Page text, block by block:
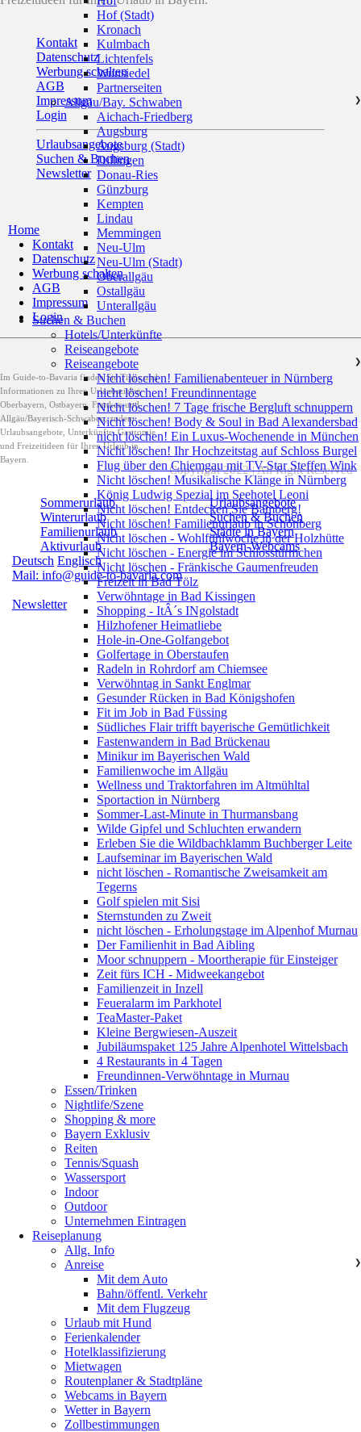
Kontakt
Datenschutz
Werbung schalten
AGB
Impressum
Login
Urlaubsangebote
Suchen & Buchen
Newsletter
Home
Kontakt
Datenschutz
Werbung schalten
AGB
Impressum
Login
Im Guide-to-Bavaria finden Sie Tipps und
Informationen zu Ihren Urlaubszielen
Oberbayern, Ostbayern, Franken und
Allgäu/Bayerisch-Schwaben, zudem
Urlaubsangebote, Unterkünfte, Gastromie
und Freizeitideen für Ihren Urlaub in
Bayern.
Sommerurlaub
Winterurlaub
Familienurlaub
Aktivurlaub
Urlaubsangebote
Suchen & Buchen
Städte in Bayern
Bayern-Webcams
Deutsch Englisch
Mail: info@guide-to-bavaria.com
Newsletter
Copyright 2022 | All Right Reserved
Hof (Stadt)
Kronach
Kulmbach
Lichtenfels
Wunsiedel
Partnerseiten
Allgäu/Bay. Schwaben
❯
Aichach-Friedberg
Augsburg
Augsburg (Stadt)
Dillingen
Donau-Ries
Günzburg
Kempten
Lindau
Memmingen
Neu-Ulm
Neu-Ulm (Stadt)
Oberallgäu
Ostallgäu
Unterallgäu
Suchen & Buchen
Hotels/Unterkünfte
Reiseangebote
Reiseangebote
❯
Nicht löschen! Familienabenteuer in Nürnberg
nicht löschen! Freundinnentage
Nicht löschen! 7 Tage frische Bergluft schnuppern
Nicht löschen! Body & Soul in Bad Alexandersbad
nicht löschen! Ein Luxus-Wochenende in München
Nicht löschen! Ihr Hochzeitstag auf Schloss Burgel
Flug über den Chiemgau mit TV-Star Steffen Wink
Nicht löschen! Musikalische Klänge in Nürnberg
König Ludwig Spezial im Seehotel Leoni
Nicht löschen! Entdecken Sie Bamberg!
Nicht löschen! Familienurlaub in Schönberg
Nicht löschen - Wohlfühlwoche in der Holzhütte
Nicht löschen - Energie im Schlosstürmchen
Nicht löschen - Fränkische Gaumenfreuden
Freizeit in Bad Tölz
Verwöhntage in Bad Kissingen
Shopping - ItÂ´s INgolstadt
Hilzhofener Heimatliebe
Hole-in-One-Golfangebot
Golfertage in Oberstaufen
Radeln in Rohrdorf am Chiemsee
Verwöhntag in Sankt Englmar
Gesunder Rücken in Bad Königshofen
Fit im Job in Bad Füssing
Südliches Flair trifft bayerische Gemütlichkeit
Fastenwandern in Bad Brückenau
Minikur im Bayerischen Wald
Familienwoche im Allgäu
Wellness und Traktorfahren im Altmühltal
Sportaction in Nürnberg
Sommer-Last-Minute in Thurmansbang
Wilde Gipfel und Schluchten erwandern
Erleben Sie die Wildbachklamm Buchberger Leite
Laufseminar im Bayerischen Wald
nicht löschen - Romantische Zweisamkeit am
Tegerns
Golf spielen mit Sisi
Sternstunden zu Zweit
nicht löschen - Erholungstage im Alpenhof Murnau
Der Familienhit in Bad Aibling
Moor schnuppern - Moortherapie für Einsteiger
Zeit fürs ICH - Midweekangebot
Familienzeit in Inzell
Feueralarm im Parkhotel
TeaMaster-Paket
Kleine Bergwiesen-Auszeit
Jubiläumspaket 125 Jahre Alpenhotel Wittelsbach
4 Restaurants in 4 Tagen
Freundinnen-Verwöhntage in Murnau
Essen/Trinken
Nightlife/Szene
Shopping & more
Bayern Exklusiv
Reiten
Tennis/Squash
Wassersport
Indoor
Outdoor
Unternehmen Eintragen
Reiseplanung
Allg. Info
Anreise
❯
Mit dem Auto
Bahn/öffentl. Verkehr
Mit dem Flugzeug
Urlaub mit Hund
Ferienkalender
Hotelklassifizierung
Mietwagen
Routenplaner & Stadtpläne
Webcams in Bayern
Wetter in Bayern
Zollbestimmungen